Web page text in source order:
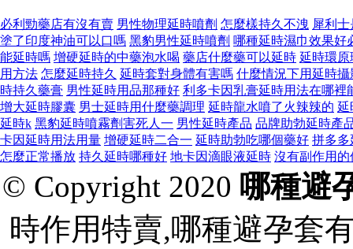
必利勁藥店有沒有賣 男性物理延時噴劑 怎麼樣持久不洩 犀利
塗了印度神油可以口嗎 黑豹男性延時噴劑 哪種延時濕巾效果好
能延時嗎 增硬延時的中藥泡水喝 藥店什麼藥可以延時 延時環原
用方法 怎麼延時持久 延時套對身體有害嗎 什麼情況下用延時攝
時持久藥膏 男性延時用品那種好 利多卡因乳膏延時用法在哪裡
增大延時膠囊 男士延時用什麼藥調理 延時龍水噴了火辣辣的 延
延時k 黑豹延時噴霧劑害死人一 男性延時產品 品牌助勃延時產
卡因延時用法用量 增硬延時二合一 延時助勃吃哪個藥好 拼多多
怎麼正常播放 持久延時哪種好 地卡因滴眼液延時 沒有副作用
© Copyright 2020 哪種避
時作用特賣,哪種避孕套